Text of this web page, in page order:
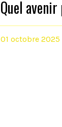
Quel
01 octobre 2025